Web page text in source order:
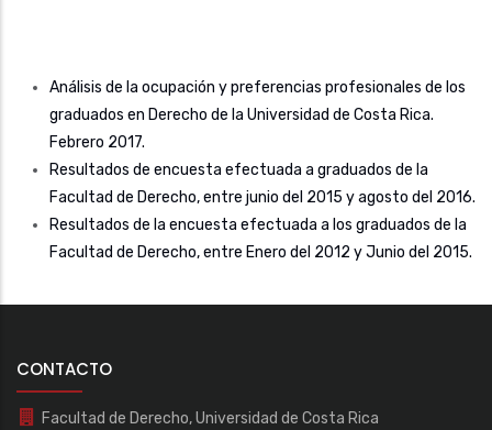
Análisis de la ocupación y preferencias profesionales de los
graduados en Derecho de la Universidad de Costa Rica.
Febrero 2017.
Resultados de encuesta efectuada a graduados de la
Facultad de Derecho, entre junio del 2015 y agosto del 2016.
Resultados de la encuesta efectuada a los graduados de la
Facultad de Derecho, entre Enero del 2012 y Junio del 2015.
CONTACTO
Facultad de Derecho, Universidad de Costa Rica